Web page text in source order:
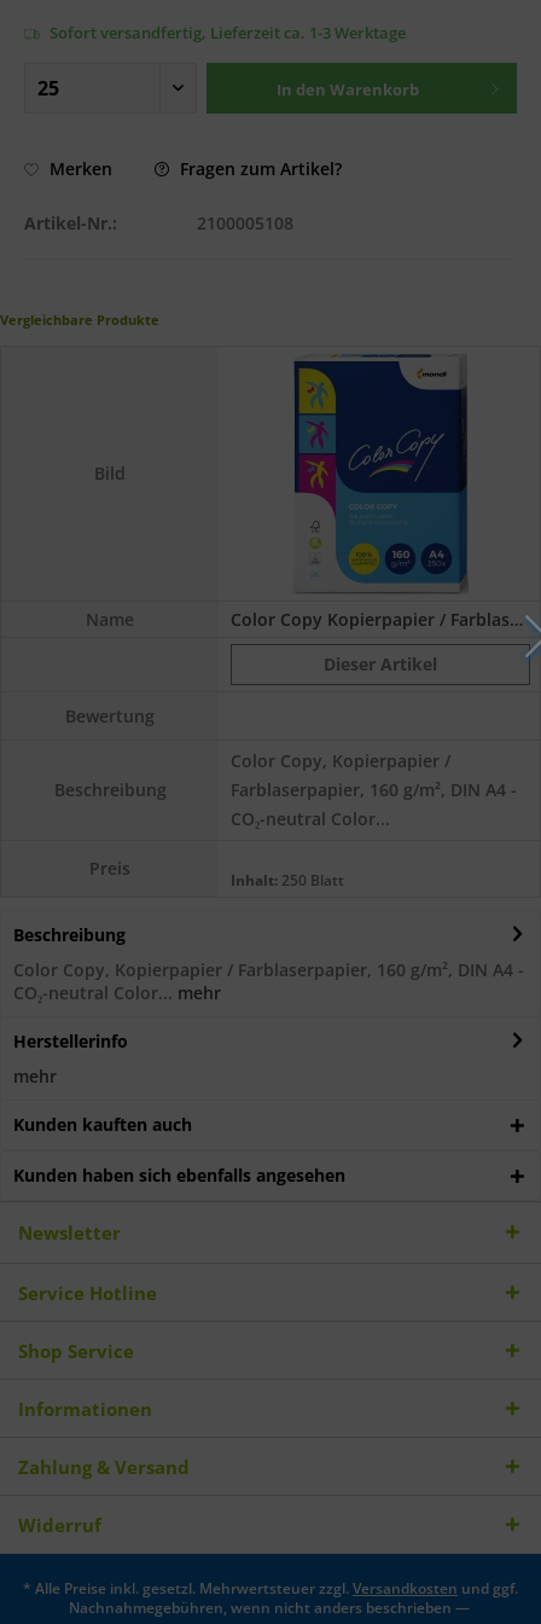
Sofort versandfertig, Lieferzeit ca. 1-3 Werktage
In den Warenkorb
Merken Fragen zum Artikel?
Artikel-Nr.: 2100005108
Vergleichbare Produkte
Bild
Name
Color Copy Kopierpapier / Farblaserpapier,...
Dieser Artikel
Bewertung
Beschreibung
Color Copy, Kopierpapier /
Farblaserpapier, 160 g/m², DIN A4 -
CO₂-neutral Color...
Preis Inhalt: 250 Blatt
Beschreibung
Color Copy, Kopierpapier / Farblaserpapier, 160 g/m², DIN A4 -
CO₂-neutral Color... mehr
Herstellerinfo
mehr
Kunden kauften auch
Kunden haben sich ebenfalls angesehen
Newsletter
Service Hotline
Shop Service
Informationen
Zahlung & Versand
Widerruf
* Alle Preise inkl. gesetzl. Mehrwertsteuer zzgl.Versandkosten und ggf.
Nachnahmegebühren, wenn nicht anders beschrieben —